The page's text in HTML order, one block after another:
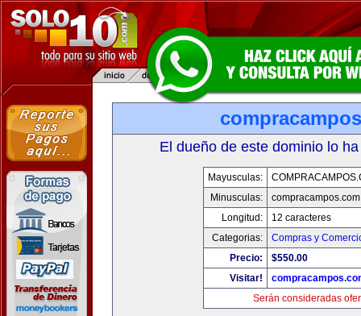
El dueño de este dominio lo
Mayusculas:
Minusculas:
compracampos.com
Longitud:
12 caracteres
Categorias:
Compras y
Precio:
$550.00
Visitar!
Serán consideradas